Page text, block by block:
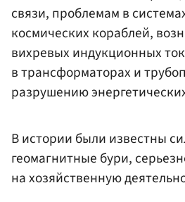
связи, проблемам в
космических кораблей,
вихревых индукционных
в трансформаторах и
разрушению
В истории были известны
геомагнитные бури,
на хозяйственную